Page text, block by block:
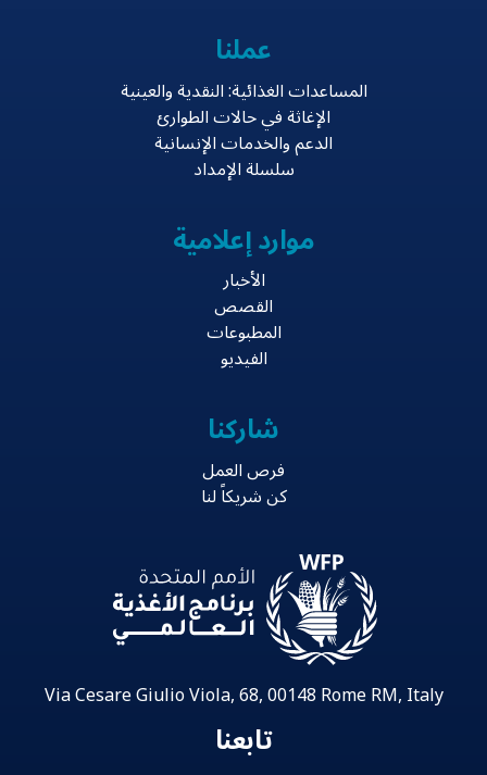
عملنا
المساعدات الغذائية: النقدية والعينية
الإغاثة في حالات الطوارئ
الدعم والخدمات الإنسانية
سلسلة الإمداد
موارد إعلامية
الأخبار
القصص
المطبوعات
الفيديو
شاركنا
فرص العمل
كن شريكاً لنا
Via Cesare Giulio Viola, 68, 00148 Rome RM, Italy
تابعنا